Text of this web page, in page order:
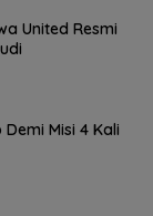
United Resmi
Misi 4 Kali